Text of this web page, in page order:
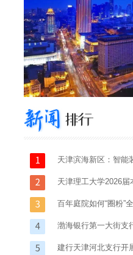
天津滨海新区：智能
应用场景
天津理工大学2026
百年庭院如何“圈粉”
遗昆曲“风雅密码”
渤海银行第一大街支
建行天津河北支行开